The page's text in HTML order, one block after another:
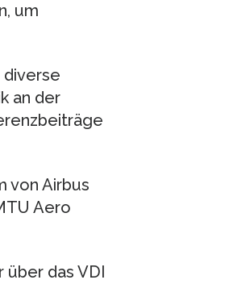
um
an der
von Airbus
Aero
über das VDI